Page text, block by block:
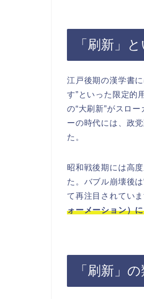
「刷新」
江戸後期の漢学書
す”といった限定的
の“大刷新”がスロ
ーの時代には、政
た。
昭和戦後期には高
た。バブル崩壊後
て再注目されていま
ォーメーション）
「刷新」